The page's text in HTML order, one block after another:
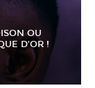
OU
D’OR !